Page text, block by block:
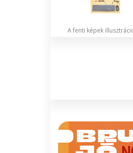
A fenti képek